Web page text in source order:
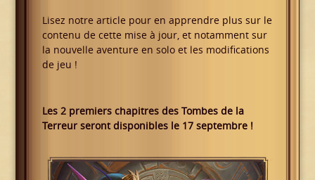
Lisez notre article pour en apprendre plus sur le
contenu de cette mise à jour, et notamment sur
la nouvelle aventure en solo et les modifications
de jeu !
Les 2 premiers chapitres des Tombes de la
Terreur seront disponibles le 17 septembre !